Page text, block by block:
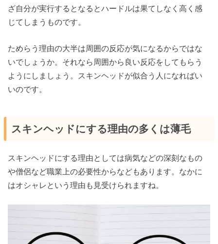
ざ自分が実行するとなるとハードルは果てしなく高く感
じてしまうものです。
ためらう理由の大半は周囲の反応が気になるからではな
いでしょうか。それなら周囲から良い反応をしてもらう
ようにしましょう。スキンヘッドが似合う人になればい
いのです。
スキンヘッドにする理由の多くは薄毛
スキンヘッドにする理由としては病気などの深刻なもの
や僧侶など職業上の必要性からなどもあります。なかに
はオシャレという理由も見受けられますね。